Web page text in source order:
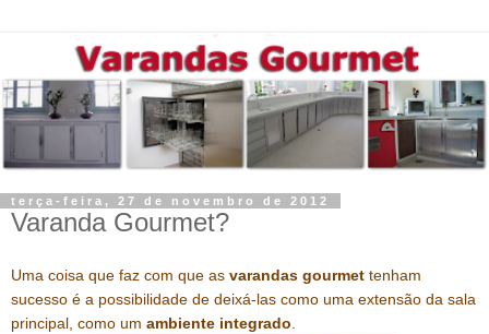
terça-feira, 27 de novembro de 2012
Varanda Gourmet?
Uma coisa que faz com que as varandas gourmet tenham
sucesso é a possibilidade de deixá-las como uma extensão da sala
principal, como um ambiente integrado.